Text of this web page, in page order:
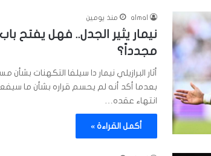
almal منذ يومين
نيمار يثير الجدل.. فهل يفتح باب
مجدداً؟
أثار البرازيلي نيمار دا سيلفا التكهنات بشأن
بعدما أكد أنه لم يحسم قراره بشأن ما
انتهاء عقده…
أكمل القراءة »